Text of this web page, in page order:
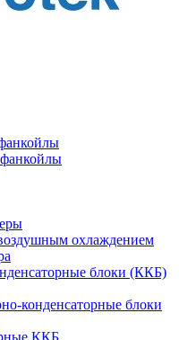
охлаждением
блоки (ККБ)
конденсаторные блоки
ККБ